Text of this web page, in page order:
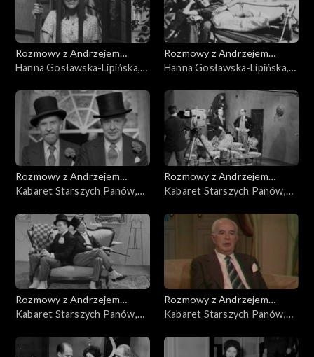
Rozmowy z Andrzejem
Doboszem
Hanna Gosławska-Lipińska,
Rozmowy z Andrzejem
Doboszem
Hanna Gosławska-Lipińska,
Rozmowy z Andrzejem
Doboszem
Kabaret Starszych Panów,
Rozmowy z Andrzejem
Doboszem
Kabaret Starszych Panów,
Rozmowy z Andrzejem
Doboszem
Kabaret Starszych Panów,
Rozmowy z Andrzejem
Doboszem
Kabaret Starszych Panów,